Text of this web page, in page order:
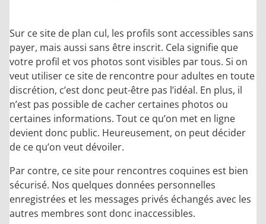
Sur ce site de plan cul, les profils sont accessibles sans
payer, mais aussi sans être inscrit. Cela signifie que
votre profil et vos photos sont visibles par tous. Si on
veut utiliser ce site de rencontre pour adultes en toute
discrétion, c’est donc peut-être pas l’idéal. En plus, il
n’est pas possible de cacher certaines photos ou
certaines informations. Tout ce qu’on met en ligne
devient donc public. Heureusement, on peut décider
de ce qu’on veut dévoiler.
Par contre, ce site pour rencontres coquines est bien
sécurisé. Nos quelques données personnelles
enregistrées et les messages privés échangés avec les
autres membres sont donc inaccessibles.